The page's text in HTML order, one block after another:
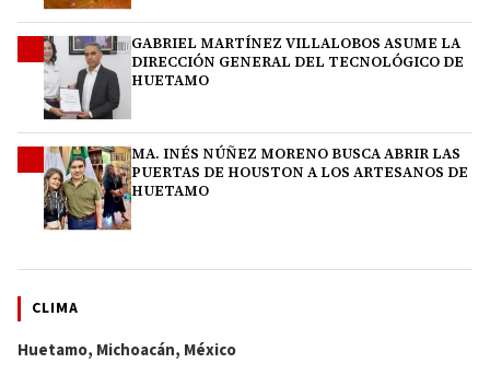
GABRIEL MARTÍNEZ VILLALOBOS ASUME LA
DIRECCIÓN GENERAL DEL TECNOLÓGICO DE
HUETAMO
MA. INÉS NÚÑEZ MORENO BUSCA ABRIR LAS
PUERTAS DE HOUSTON A LOS ARTESANOS DE
HUETAMO
CLIMA
Huetamo, Michoacán, México